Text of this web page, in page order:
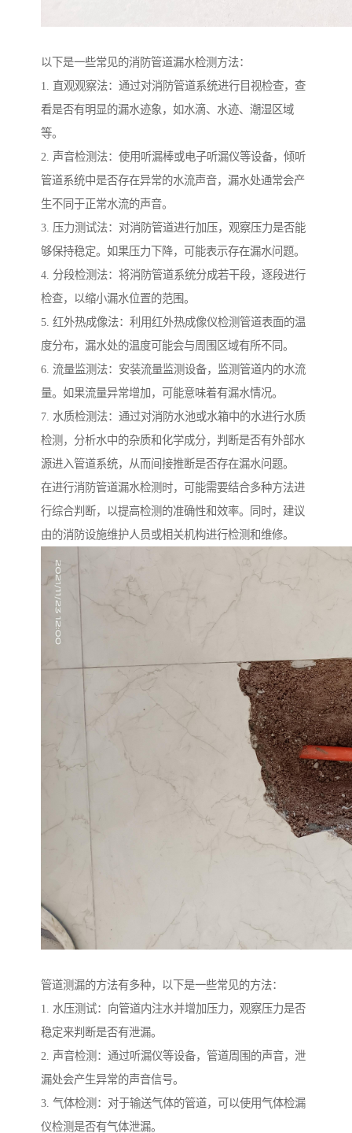
以下是一些常见的消防管道漏水检测方法：
1. 直观观察法：通过对消防管道系统进行目视检查，查
看是否有明显的漏水迹象，如水滴、水迹、潮湿区域
等。
2. 声音检测法：使用听漏棒或电子听漏仪等设备，倾听
管道系统中是否存在异常的水流声音，漏水处通常会产
生不同于正常水流的声音。
3. 压力测试法：对消防管道进行加压，观察压力是否能
够保持稳定。如果压力下降，可能表示存在漏水问题。
4. 分段检测法：将消防管道系统分成若干段，逐段进行
检查，以缩小漏水位置的范围。
5. 红外热成像法：利用红外热成像仪检测管道表面的温
度分布，漏水处的温度可能会与周围区域有所不同。
6. 流量监测法：安装流量监测设备，监测管道内的水流
量。如果流量异常增加，可能意味着有漏水情况。
7. 水质检测法：通过对消防水池或水箱中的水进行水质
检测，分析水中的杂质和化学成分，判断是否有外部水
源进入管道系统，从而间接推断是否存在漏水问题。
在进行消防管道漏水检测时，可能需要结合多种方法进
行综合判断，以提高检测的准确性和效率。同时，建议
由的消防设施维护人员或相关机构进行检测和维修。
管道测漏的方法有多种，以下是一些常见的方法：
1. 水压测试：向管道内注水并增加压力，观察压力是否
稳定来判断是否有泄漏。
2. 声音检测：通过听漏仪等设备，管道周围的声音，泄
漏处会产生异常的声音信号。
3. 气体检测：对于输送气体的管道，可以使用气体检漏
仪检测是否有气体泄漏。